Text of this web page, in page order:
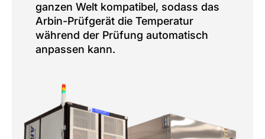
ganzen Welt kompatibel, sodass das
Arbin-Prüfgerät die Temperatur
während der Prüfung automatisch
anpassen kann.